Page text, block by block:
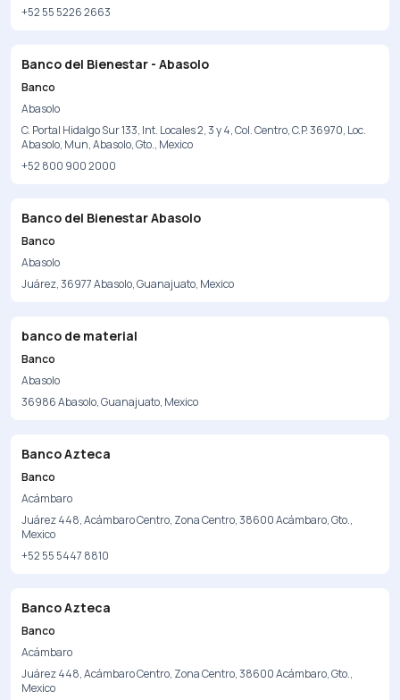
+52 55 5226 2663
Banco del Bienestar - Abasolo
Banco
Abasolo
C. Portal Hidalgo Sur 133, Int. Locales 2, 3 y 4, Col. Centro, C.P. 36970, Loc.
Abasolo, Mun, Abasolo, Gto., Mexico
+52 800 900 2000
Banco del Bienestar Abasolo
Banco
Abasolo
Juárez, 36977 Abasolo, Guanajuato, Mexico
banco de material
Banco
Abasolo
36986 Abasolo, Guanajuato, Mexico
Banco Azteca
Banco
Acámbaro
Juárez 448, Acámbaro Centro, Zona Centro, 38600 Acámbaro, Gto.,
Mexico
+52 55 5447 8810
Banco Azteca
Banco
Acámbaro
Juárez 448, Acámbaro Centro, Zona Centro, 38600 Acámbaro, Gto.,
Mexico